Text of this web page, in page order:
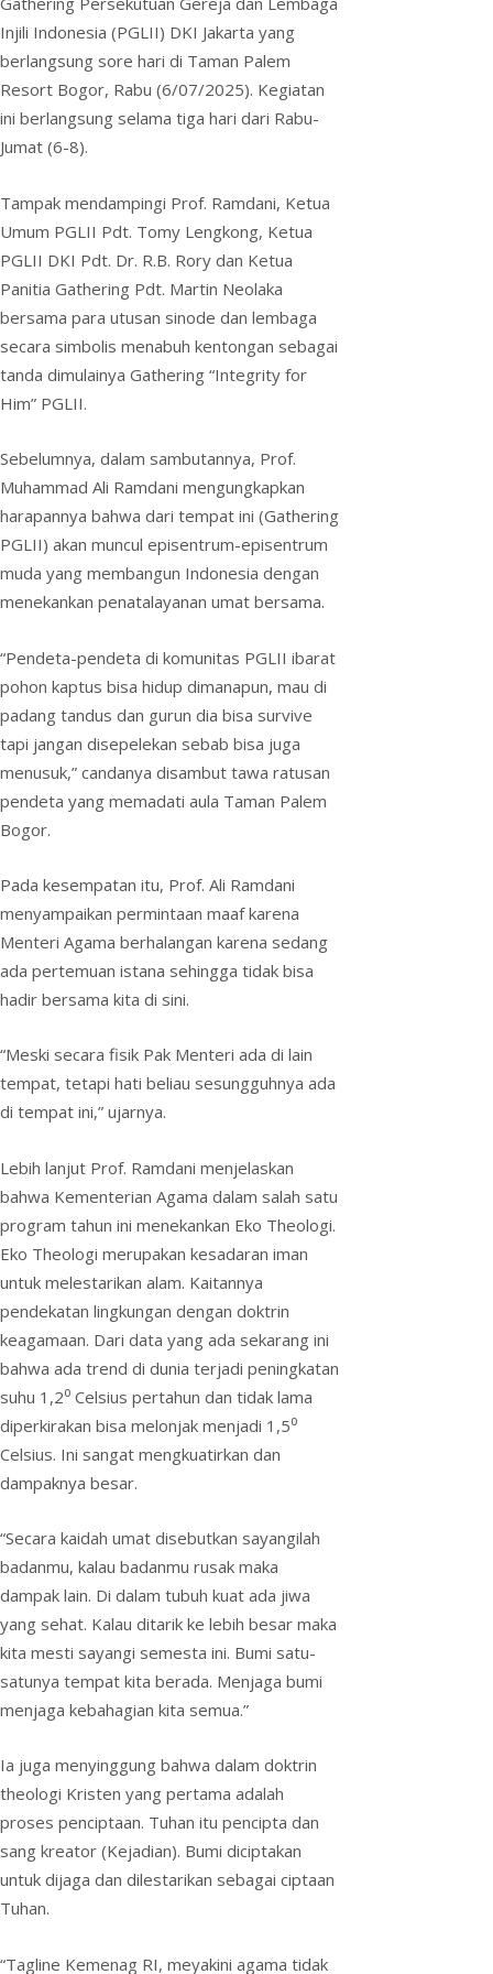
r
e
n
d
y
Injili Indonesia (PGLII) DKI Jakarta yang
berlangsung sore hari di Taman Palem
Resort Bogor, Rabu (6/07/2025). Kegiatan
ini berlangsung selama tiga hari dari Rabu-
Jumat (6-8).
Tampak mendampingi Prof. Ramdani, Ketua
Umum PGLII Pdt. Tomy Lengkong, Ketua
PGLII DKI Pdt. Dr. R.B. Rory dan Ketua
Panitia Gathering Pdt. Martin Neolaka
bersama para utusan sinode dan lembaga
secara simbolis menabuh kentongan sebagai
tanda dimulainya Gathering “Integrity for
Him” PGLII.
Sebelumnya, dalam sambutannya, Prof.
Muhammad Ali Ramdani mengungkapkan
harapannya bahwa dari tempat ini (Gathering
PGLII) akan muncul episentrum-episentrum
muda yang membangun Indonesia dengan
menekankan penatalayanan umat bersama.
“Pendeta-pendeta di komunitas PGLII ibarat
pohon kaptus bisa hidup dimanapun, mau di
padang tandus dan gurun dia bisa survive
tapi jangan disepelekan sebab bisa juga
menusuk,” candanya disambut tawa ratusan
pendeta yang memadati aula Taman Palem
Bogor.
Pada kesempatan itu, Prof. Ali Ramdani
menyampaikan permintaan maaf karena
Menteri Agama berhalangan karena sedang
ada pertemuan istana sehingga tidak bisa
hadir bersama kita di sini.
“Meski secara fisik Pak Menteri ada di lain
tempat, tetapi hati beliau sesungguhnya ada
di tempat ini,” ujarnya.
Lebih lanjut Prof. Ramdani menjelaskan
bahwa Kementerian Agama dalam salah satu
program tahun ini menekankan Eko Theologi.
Eko Theologi merupakan kesadaran iman
untuk melestarikan alam. Kaitannya
pendekatan lingkungan dengan doktrin
keagamaan. Dari data yang ada sekarang ini
bahwa ada trend di dunia terjadi peningkatan
suhu 1,2⁰ Celsius pertahun dan tidak lama
diperkirakan bisa melonjak menjadi 1,5⁰
Celsius. Ini sangat mengkuatirkan dan
dampaknya besar.
“Secara kaidah umat disebutkan sayangilah
badanmu, kalau badanmu rusak maka
dampak lain. Di dalam tubuh kuat ada jiwa
yang sehat. Kalau ditarik ke lebih besar maka
kita mesti sayangi semesta ini. Bumi satu-
satunya tempat kita berada. Menjaga bumi
menjaga kebahagian kita semua.”
Ia juga menyinggung bahwa dalam doktrin
theologi Kristen yang pertama adalah
proses penciptaan. Tuhan itu pencipta dan
sang kreator (Kejadian). Bumi diciptakan
untuk dijaga dan dilestarikan sebagai ciptaan
Tuhan.
“Tagline Kemenag RI, meyakini agama tidak